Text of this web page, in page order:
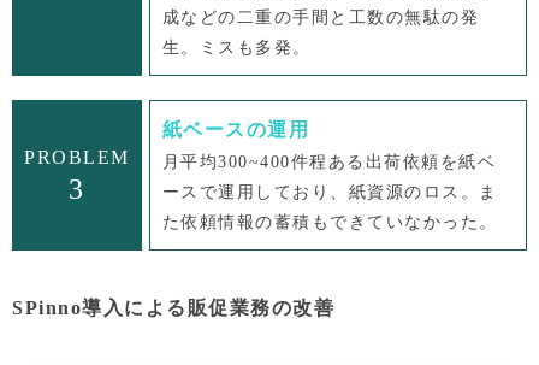
成などの二重の手間と工数の無駄の発
生。ミスも多発。
PROBLEM
3
紙ベースの運用
月平均300~400件程ある出荷依頼を紙ベ
ースで運用しており、紙資源のロス。ま
た依頼情報の蓄積もできていなかった。
SPinno導入による販促業務の改善